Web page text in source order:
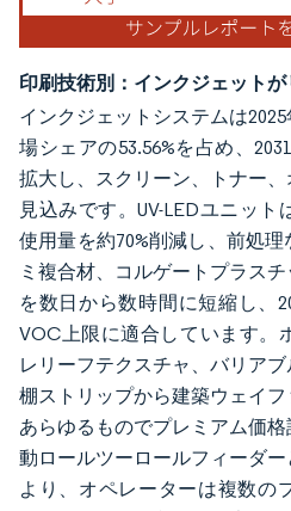
印刷技術別：インクジェット
インクジェットシステムは
場シェアの53.56%を占め、
拡大し、スクリーン、トナー
見込みです。UV-LEDユニッ
使用量を約70%削減し、前処
ミ複合材、コルゲートプラス
を数日から数時間に短縮し、
VOC上限に適合しています。
レリーフテクスチャ、バリア
棚ストリップから建築ウェイ
あらゆるものでプレミアム価
動ロールツーロールフィーダ
より、オペレーターは複数の